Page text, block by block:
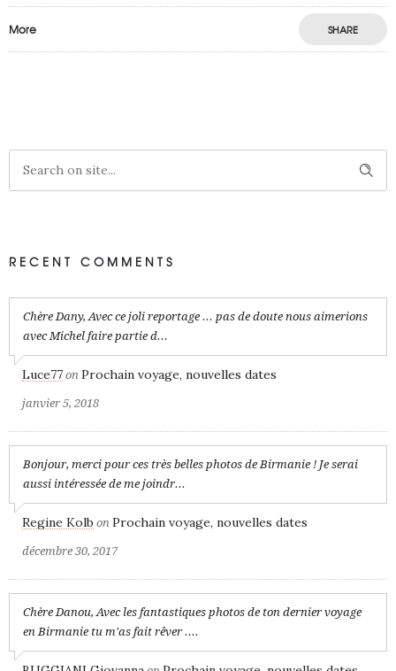
More SHARE
RECENT COMMENTS
Chère Dany, Avec ce joli reportage ... pas de doute nous aimerions
avec Michel faire partie d...
Luce77 on Prochain voyage, nouvelles dates
janvier 5, 2018
Bonjour, merci pour ces très belles photos de Birmanie ! Je serai
aussi intéressée de me joindr...
Regine Kolb on Prochain voyage, nouvelles dates
décembre 30, 2017
Chère Danou, Avec les fantastiques photos de ton dernier voyage
en Birmanie tu m'as fait rêver ....